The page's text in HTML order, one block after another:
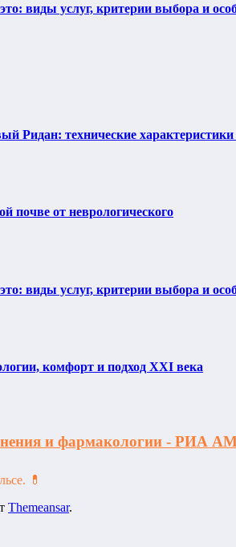
виды услуг, критерии выбора и
Ридан: технические
почве от неврологического
виды услуг, критерии выбора и
комфорт и подход XXI века
и фармакологии -
💊
Themeansar.